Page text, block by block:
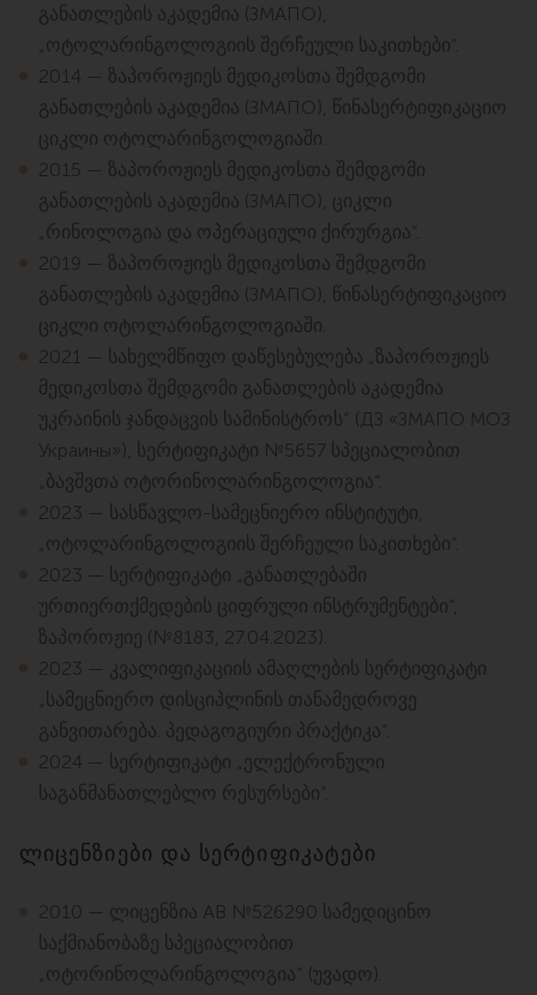
განათლების აკადემია (ЗМАПО),
„ოტოლარინგოლოგიის შერჩეული საკითხები“.
2014 — ზაპოროჟიეს მედიკოსთა შემდგომი
განათლების აკადემია (ЗМАПО), წინასერტიფიკაციო
ციკლი ოტოლარინგოლოგიაში.
2015 — ზაპოროჟიეს მედიკოსთა შემდგომი
განათლების აკადემია (ЗМАПО), ციკლი
„რინოლოგია და ოპერაციული ქირურგია“.
2019 — ზაპოროჟიეს მედიკოსთა შემდგომი
განათლების აკადემია (ЗМАПО), წინასერტიფიკაციო
ციკლი ოტოლარინგოლოგიაში.
2021 — სახელმწიფო დაწესებულება „ზაპოროჟიეს
მედიკოსთა შემდგომი განათლების აკადემია
უკრაინის ჯანდაცვის სამინისტროს“ (ДЗ «ЗМАПО МОЗ
Украины»), სერტიფიკატი №5657 სპეციალობით
„ბავშვთა ოტორინოლარინგოლოგია“.
2023 — სასწავლო-სამეცნიერო ინსტიტუტი,
„ოტოლარინგოლოგიის შერჩეული საკითხები“.
2023 — სერტიფიკატი „განათლებაში
ურთიერთქმედების ციფრული ინსტრუმენტები“,
ზაპოროჟიე (№8183, 27.04.2023).
2023 — კვალიფიკაციის ამაღლების სერტიფიკატი
„სამეცნიერო დისციპლინის თანამედროვე
განვითარება. პედაგოგიური პრაქტიკა“.
2024 — სერტიფიკატი „ელექტრონული
საგანმანათლებლო რესურსები“.
ლიცენზიები და სერტიფიკატები
2010 — ლიცენზია АВ №526290 სამედიცინო
საქმიანობაზე სპეციალობით
„ოტორინოლარინგოლოგია“ (უვადო).